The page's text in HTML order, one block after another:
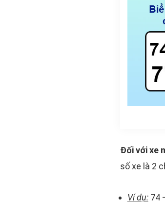
Đối với xe
số xe là 2
Ví dụ:74